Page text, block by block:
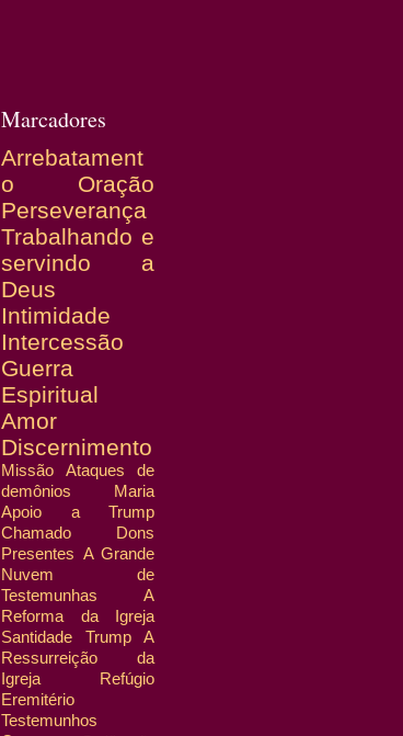
Marcadores
Arrebatament
o
Oração
Perseverança
Trabalhando e
servindo a
Deus
Intimidade
Intercessão
Guerra
Espiritual
Amor
Discernimento
Missão
Ataques de
demônios
Maria
Apoio a Trump
Chamado
Dons
Presentes A Grande
Nuvem de
Testemunhas
A
Reforma da Igreja
Santidade
Trump
A
Ressurreição da
Igreja
Refúgio
Eremitério
Testemunhos